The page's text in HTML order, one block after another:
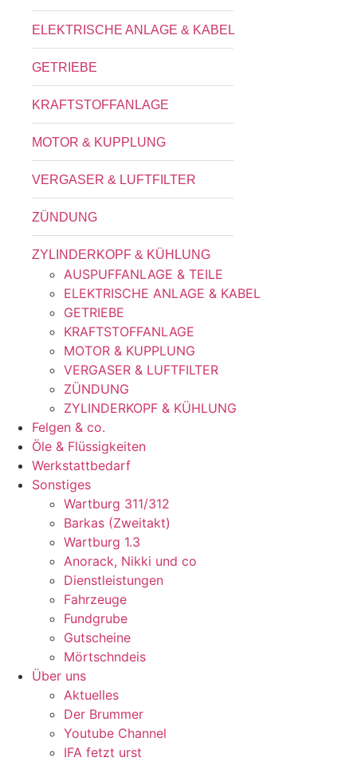
ELEKTRISCHE ANLAGE & KABEL
GETRIEBE
KRAFTSTOFFANLAGE
MOTOR & KUPPLUNG
VERGASER & LUFTFILTER
ZÜNDUNG
ZYLINDERKOPF & KÜHLUNG
AUSPUFFANLAGE & TEILE
ELEKTRISCHE ANLAGE & KABEL
GETRIEBE
KRAFTSTOFFANLAGE
MOTOR & KUPPLUNG
VERGASER & LUFTFILTER
ZÜNDUNG
ZYLINDERKOPF & KÜHLUNG
Felgen & co.
Öle & Flüssigkeiten
Werkstattbedarf
Sonstiges
Wartburg 311/312
Barkas (Zweitakt)
Wartburg 1.3
Anorack, Nikki und co
Dienstleistungen
Fahrzeuge
Fundgrube
Gutscheine
Mörtschndeis
Über uns
Aktuelles
Der Brummer
Youtube Channel
IFA fetzt urst